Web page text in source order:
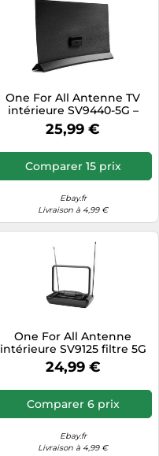
One For All Antenne TV
intérieure SV9440-5G –
Ultra-fin, Full HD, bloque
3G/4G/5G, mur/toit, 0–25 km
25,99 €
Comparer 15 prix
Ebay.fr
Livraison à 4,99 €
One For All Antenne
intérieure SV9125 filtre 5G
24,99 €
Comparer 6 prix
Ebay.fr
Livraison à 4,99 €